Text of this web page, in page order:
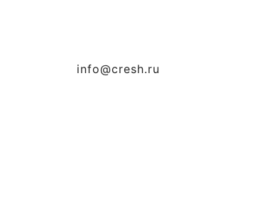
info@cresh.ru